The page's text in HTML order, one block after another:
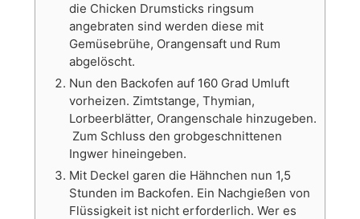
die Chicken Drumsticks ringsum
angebraten sind werden diese mit
Gemüsebrühe, Orangensaft und Rum
abgelöscht.
Nun den Backofen auf 160 Grad Umluft
vorheizen. Zimtstange, Thymian,
Lorbeerblätter, Orangenschale hinzugeben.
Zum Schluss den grobgeschnittenen
Ingwer hineingeben.
Mit Deckel garen die Hähnchen nun 1,5
Stunden im Backofen. Ein Nachgießen von
Flüssigkeit ist nicht erforderlich. Wer es